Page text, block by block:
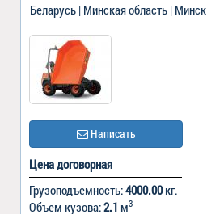
Беларусь | Минская область | Минск
Написать
Цена договорная
Грузоподъемность:4000.00кг.
Объем кузова:2.1 м3